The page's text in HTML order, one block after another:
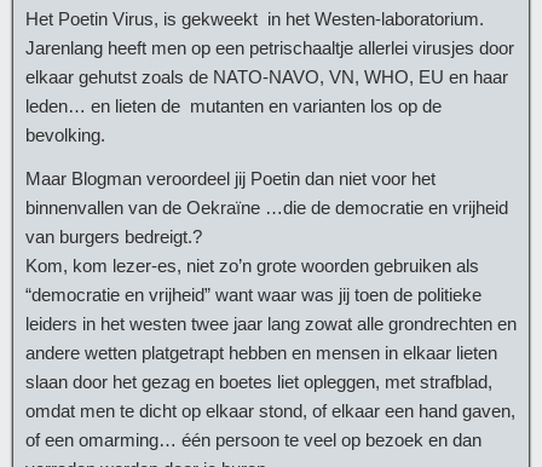
Het Poetin Virus, is gekweekt in het Westen-laboratorium.
Jarenlang heeft men op een petrischaaltje allerlei virusjes door
elkaar gehutst zoals de NATO-NAVO, VN, WHO, EU en haar
leden… en lieten de mutanten en varianten los op de
bevolking.
Maar Blogman veroordeel jij Poetin dan niet voor het
binnenvallen van de Oekraïne …die de democratie en vrijheid
van burgers bedreigt.?
Kom, kom lezer-es, niet zo’n grote woorden gebruiken als
“democratie en vrijheid” want waar was jij toen de politieke
leiders in het westen twee jaar lang zowat alle grondrechten en
andere wetten platgetrapt hebben en mensen in elkaar lieten
slaan door het gezag en boetes liet opleggen, met strafblad,
omdat men te dicht op elkaar stond, of elkaar een hand gaven,
of een omarming… één persoon te veel op bezoek en dan